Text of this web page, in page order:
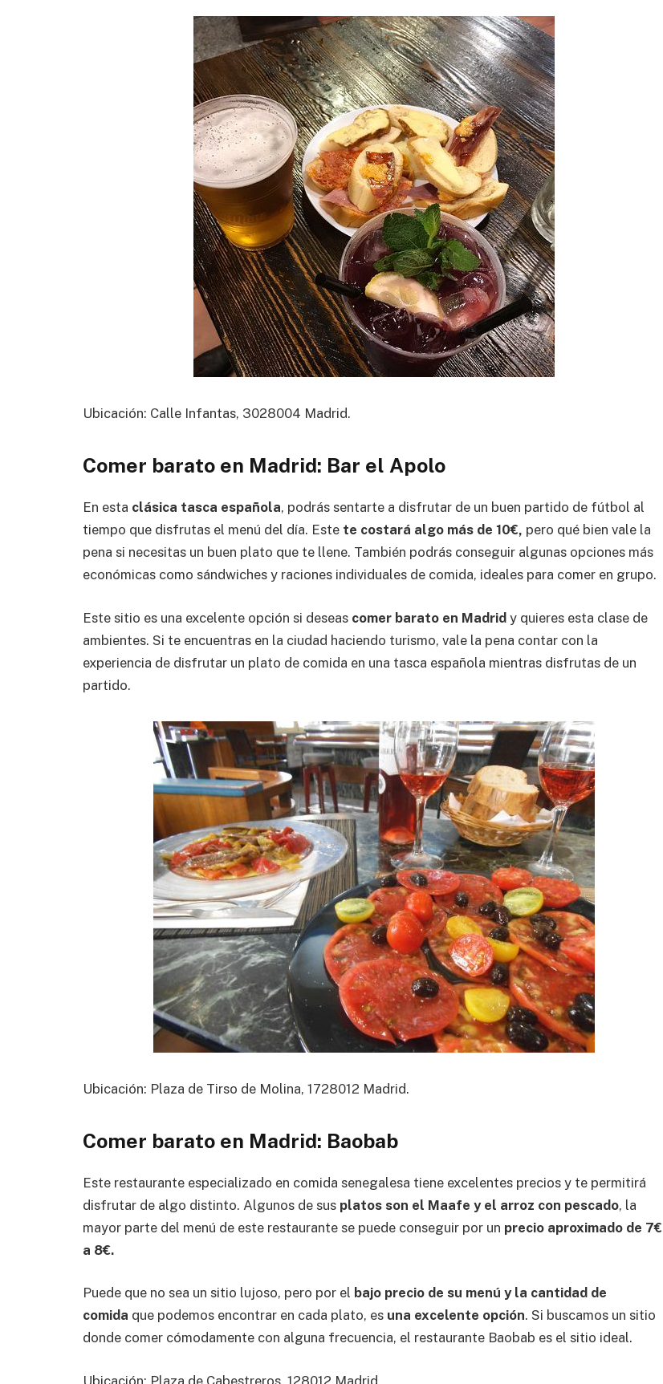
Ubicación: Calle Infantas, 3028004 Madrid.
Comer barato en Madrid: Bar el Apolo
En esta clásica tasca española, podrás sentarte a disfrutar de un buen partido de fútbol al
tiempo que disfrutas el menú del día. Este te costará algo más de 10€, pero qué bien vale la
pena si necesitas un buen plato que te llene. También podrás conseguir algunas opciones más
económicas como sándwiches y raciones individuales de comida, ideales para comer en grupo.
Este sitio es una excelente opción si deseas comer barato en Madrid y quieres esta clase de
ambientes. Si te encuentras en la ciudad haciendo turismo, vale la pena contar con la
experiencia de disfrutar un plato de comida en una tasca española mientras disfrutas de un
partido.
Ubicación: Plaza de Tirso de Molina, 1728012 Madrid.
Comer barato en Madrid: Baobab
Este restaurante especializado en comida senegalesa tiene excelentes precios y te permitirá
disfrutar de algo distinto. Algunos de sus platos son el Maafe y el arroz con pescado, la
mayor parte del menú de este restaurante se puede conseguir por un precio aproximado de 7€
a 8€.
Puede que no sea un sitio lujoso, pero por el bajo precio de su menú y la cantidad de
comida que podemos encontrar en cada plato, es una excelente opción. Si buscamos un sitio
donde comer cómodamente con alguna frecuencia, el restaurante Baobab es el sitio ideal.
Ubicación: Plaza de Cabestreros, 128012 Madrid.